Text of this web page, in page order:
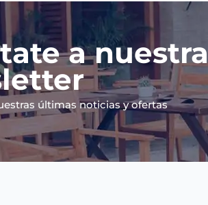
a nuestra
últimas noticias y ofertas